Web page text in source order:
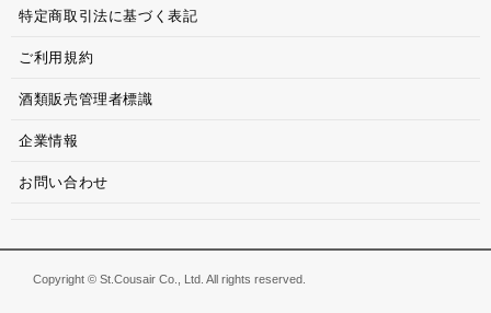
特定商取引法に基づく表記
ご利用規約
酒類販売管理者標識
企業情報
お問い合わせ
Copyright © St.Cousair Co., Ltd. All rights reserved.